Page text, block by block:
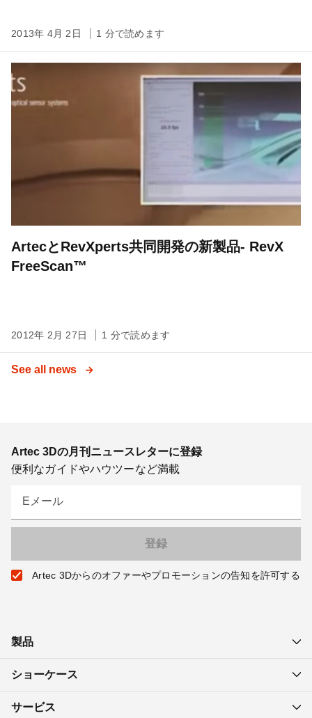
2013年 4月 2日 1 分で読めます
ArtecとRevXperts共同開発の新製品- RevX
FreeScan™
2012年 2月 27日 1 分で読めます
See all news
Artec 3Dの月刊ニュースレターに登録
便利なガイドやハウツーなど満載
Eメール
Artec 3Dからのオファーやプロモーションの告知を許可する
製品
ショーケース
サービス